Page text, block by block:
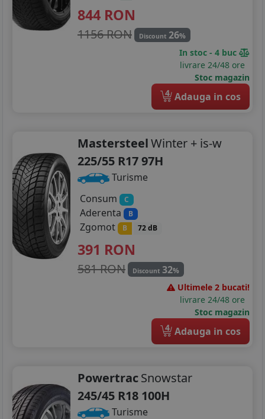
844 RON
1156 RON Discount 26%
In stoc - 4 buc
livrare 24/48 ore
Stoc magazin
4 Adauga in cos
MastersteelWinter + is-w
225/55 R17 97H
Turisme
Consum
C
Aderenta B
Zgomot B 72 dB
391 RON
581 RON Discount 32%
Ultimele 2 bucati!
livrare 24/48 ore
Stoc magazin
4 Adauga in cos
PowertracSnowstar
245/45 R18 100H
Turisme